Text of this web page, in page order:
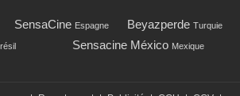
SensaCine Espagne Beyazperde Turquie
Sensacine México Mexique